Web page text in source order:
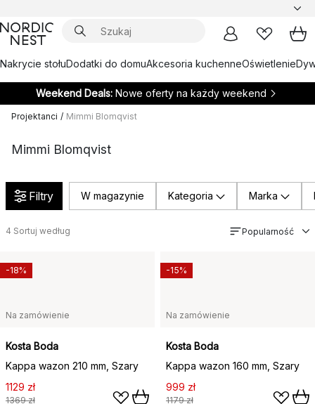
Nakrycie stołuDodatki do domuAkcesoria kuchenneOświetlenie
Weekend Deals: Nowe oferty na każdy weekend
Projektanci / Mimmi Blomqvist
Mimmi Blomqvist
Filtry W magazynie Kategoria Marka
4 Sortuj według Popularność
Na zamówienie
Kosta Boda
Kappa wazon 210 mm, Szary
1129 zł
1369 zł
-18%
Na zamówienie
Kosta Boda
Kappa wazon 160 mm, Szary
999 zł
1179 zł
-15%